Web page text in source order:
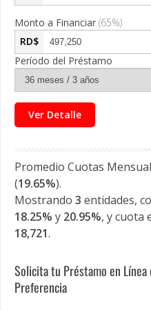
Monto a Financiar (65%)
RD$
Período del Préstamo
Ver Detalle
Promedio Cuotas
(19.65%).
Mostrando 3 entidades,
18.25% y 20.95%, y cuota
18,721.
Solicita tu Préstamo en
Preferencia